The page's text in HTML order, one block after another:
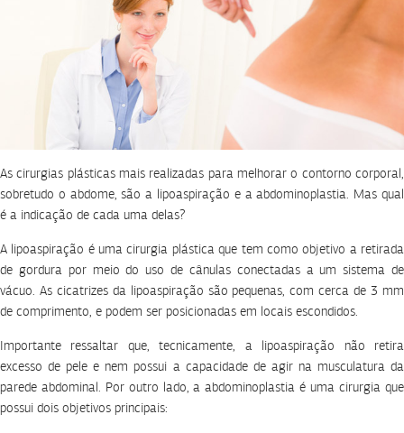
As cirurgias plásticas mais realizadas para melhorar o contorno corporal,
sobretudo o abdome, são a lipoaspiração e a abdominoplastia. Mas qual
é a indicação de cada uma delas?
A lipoaspiração é uma cirurgia plástica que tem como objetivo a retirada
de gordura por meio do uso de cânulas conectadas a um sistema de
vácuo. As cicatrizes da lipoaspiração são pequenas, com cerca de 3 mm
de comprimento, e podem ser posicionadas em locais escondidos.
Importante ressaltar que, tecnicamente, a lipoaspiração não retira
excesso de pele e nem possui a capacidade de agir na musculatura da
parede abdominal. Por outro lado, a abdominoplastia é uma cirurgia que
possui dois objetivos principais: